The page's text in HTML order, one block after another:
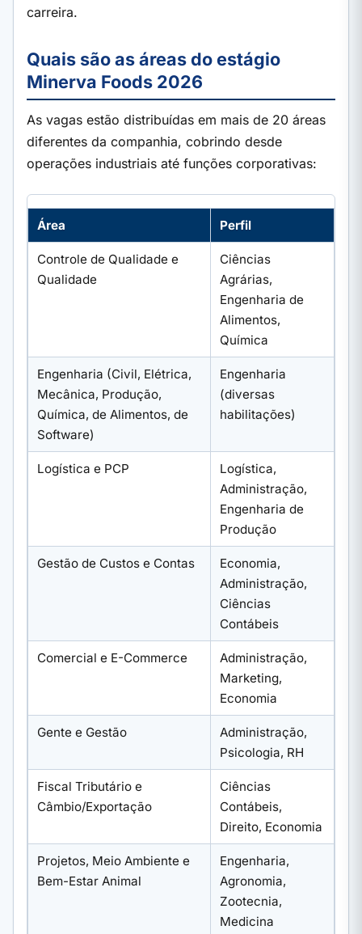
carreira.
Quais são as áreas do estágio
Minerva Foods 2026
As vagas estão distribuídas em mais de 20 áreas
diferentes da companhia, cobrindo desde
operações industriais até funções corporativas:
Área Perfil
Controle de Qualidade e
Qualidade
Ciências
Agrárias,
Engenharia de
Alimentos,
Química
Engenharia (Civil, Elétrica,
Mecânica, Produção,
Química, de Alimentos, de
Software)
Engenharia
(diversas
habilitações)
Logística e PCP
Logística,
Administração,
Engenharia de
Produção
Gestão de Custos e Contas
Economia,
Administração,
Ciências
Contábeis
Comercial e E-Commerce
Administração,
Marketing,
Economia
Gente e Gestão
Administração,
Psicologia, RH
Fiscal Tributário e
Câmbio/Exportação
Ciências
Contábeis,
Direito, Economia
Projetos, Meio Ambiente e
Bem-Estar Animal
Engenharia,
Agronomia,
Zootecnia,
Medicina